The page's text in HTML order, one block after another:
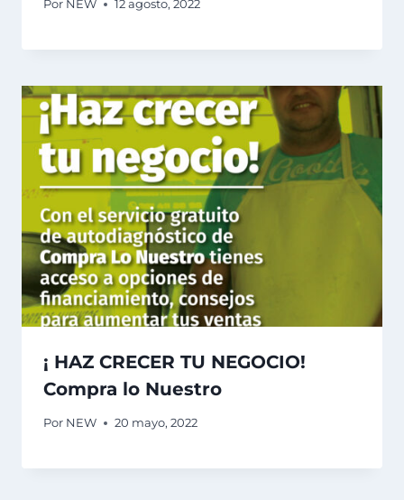
Por NEW 12 agosto, 2022
¡ HAZ CRECER TU NEGOCIO!
Compra lo Nuestro
Por NEW 20 mayo, 2022